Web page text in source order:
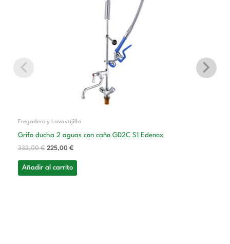
Fregadero y Lavavajilla
Grifo ducha 2 aguas con caño GD2C S1 Edenox
332,00€ 225,00 €
Añadir al carrito